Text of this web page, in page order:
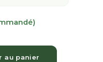
au panier